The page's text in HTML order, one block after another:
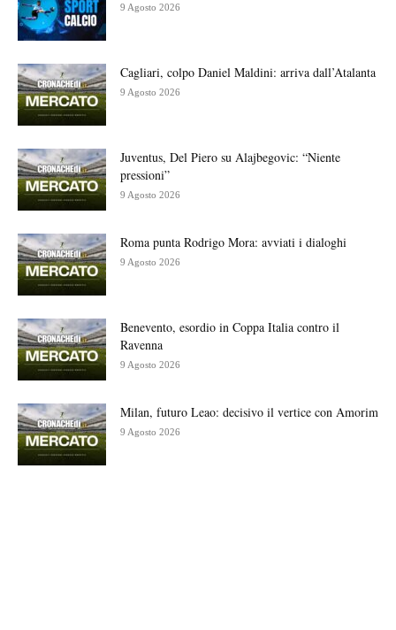
9 Agosto 2026
Cagliari, colpo Daniel Maldini: arriva dall’Atalanta
9 Agosto 2026
Juventus, Del Piero su Alajbegovic: “Niente
pressioni”
9 Agosto 2026
Roma punta Rodrigo Mora: avviati i dialoghi
9 Agosto 2026
Benevento, esordio in Coppa Italia contro il
Ravenna
9 Agosto 2026
Milan, futuro Leao: decisivo il vertice con Amorim
9 Agosto 2026